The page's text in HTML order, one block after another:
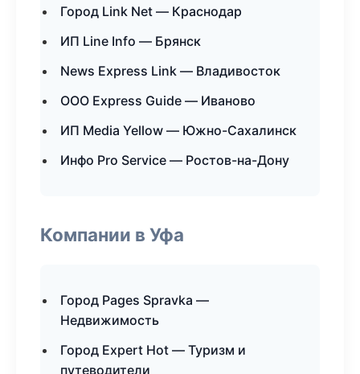
Город Link Net — Краснодар
ИП Line Info — Брянск
News Express Link — Владивосток
ООО Express Guide — Иваново
ИП Media Yellow — Южно-Сахалинск
Инфо Pro Service — Ростов-на-Дону
Компании в Уфа
Город Pages Spravka —
Недвижимость
Город Expert Hot — Туризм и
путеводители